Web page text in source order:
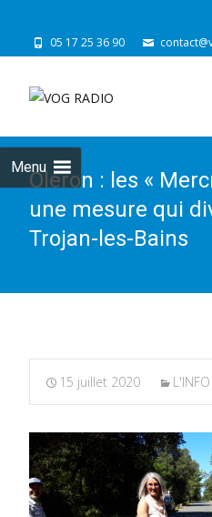
05 17 25 36 90
Menu
Oléron : les «
une mesure qui
Trojan-les-Bains
15 juillet 2020